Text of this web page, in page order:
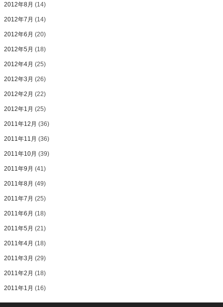
2012年8月 (14)
2012年7月 (14)
2012年6月 (20)
2012年5月 (18)
2012年4月 (25)
2012年3月 (26)
2012年2月 (22)
2012年1月 (25)
2011年12月 (36)
2011年11月 (36)
2011年10月 (39)
2011年9月 (41)
2011年8月 (49)
2011年7月 (25)
2011年6月 (18)
2011年5月 (21)
2011年4月 (18)
2011年3月 (29)
2011年2月 (18)
2011年1月 (16)